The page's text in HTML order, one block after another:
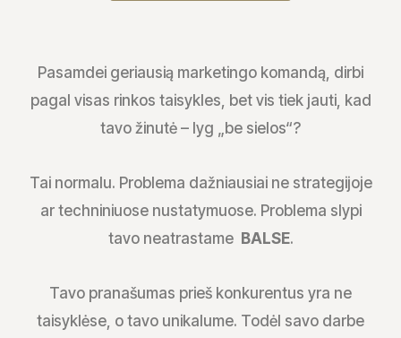
Pasamdei geriausią marketingo komandą, dirbi
pagal visas rinkos taisykles, bet vis tiek jauti, kad
tavo žinutė – lyg „be sielos“?
Tai normalu. Problema dažniausiai ne strategijoje
ar techniniuose nustatymuose. Problema slypi
tavo neatrastame BALSE.
Tavo pranašumas prieš konkurentus yra ne
taisyklėse, o tavo unikalume. Todėl savo darbe